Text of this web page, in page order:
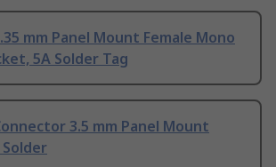
mm Panel Mount Female Mono
5A Solder Tag
3.5 mm Panel Mount